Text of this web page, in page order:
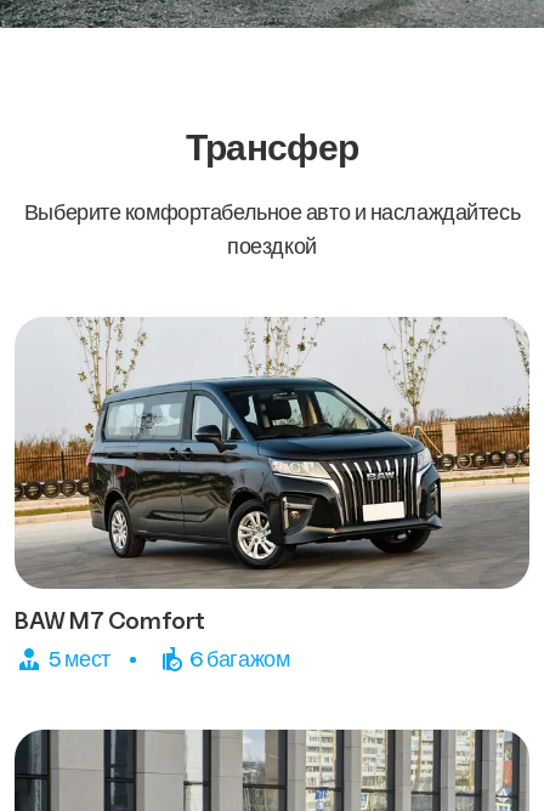
Трансфер
Выберите комфортабельное авто и наслаждайтесь
поездкой
BAW M7 Comfort
5 мест 6 багажом